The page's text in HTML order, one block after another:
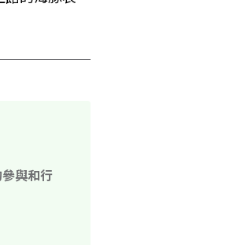
與和行